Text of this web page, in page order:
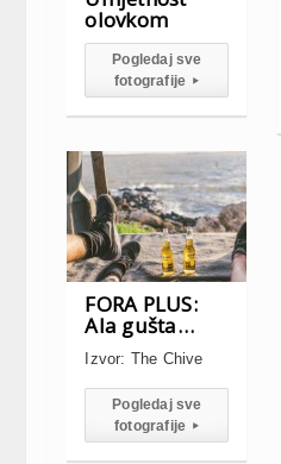
olovkom
Pogledaj sve
fotografije▸
FORA PLUS:
Ala gušta…
Izvor: The Chive
Pogledaj sve
fotografije▸